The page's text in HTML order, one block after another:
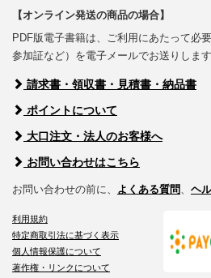
【オンライン発送の商品の場合】
PDF版電子書籍は、ご利用にあたって必
参加証など）を電子メールでお送りします
請求書・領収書・見積書・納品書
ポイントについて
大口注文・法人のお客様へ
お問い合わせはこちら
お問い合わせの前に、 よくある質問、 ヘ
利用規約
特定商取引法に基づく表示
個人情報保護について
著作権・リンクについて